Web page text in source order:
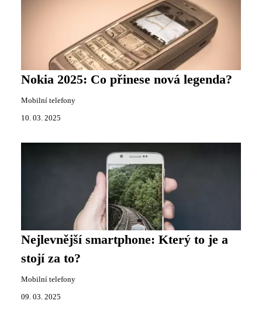
Nokia 2025: Co přinese nová legenda?
Mobilní telefony
10. 03. 2025
Nejlevnější smartphone: Který to je a
stojí za to?
Mobilní telefony
09. 03. 2025